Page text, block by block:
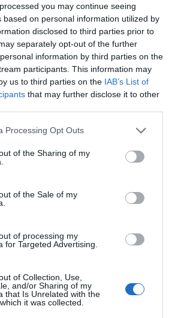
you may continue seeing
based on personal information utilized by
disclosed to third parties prior to
separately opt-out of the further
information by third parties on the
participants. This information may
us to third parties on the IAB’s List of
that may further disclose it to other
Processing Opt Outs
of the Sharing of my
of the Sale of my
of processing my
for Targeted Advertising.
of Collection, Use,
and/or Sharing of my
that Is Unrelated with the
it was collected.
con nosotros
.
como fuente preferida de Google
con las últimas noticias de actualidad.
ACTIVAR AHORA
Imprimir